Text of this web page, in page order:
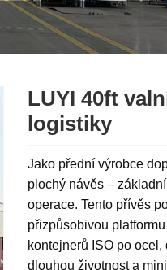
LUYI 40ft
logistiky
Jako přední výrobce
plochý návěs –
operace. Tento přívěs
přizpůsobivou
kontejnerů ISO po
dlouhou životnost a